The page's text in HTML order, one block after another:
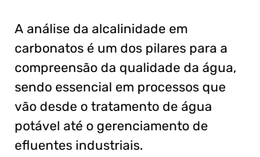
A análise da alcalinidade em
carbonatos é um dos pilares para a
compreensão da qualidade da água,
sendo essencial em processos que
vão desde o tratamento de água
potável até o gerenciamento de
efluentes industriais.